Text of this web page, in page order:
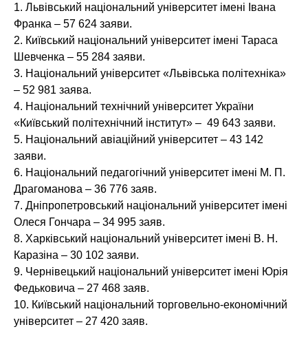
1. Львівський національний університет імені Івана
Франка – 57 624 заяви.
2. Київський національний університет імені Тараса
Шевченка – 55 284 заяви.
3. Національний університет «Львівська політехніка»
– 52 981 заява.
4. Національний технічний університет України
«Київський політехнічний інститут» – 49 643 заяви.
5. Національний авіаційний університет – 43 142
заяви.
6. Національний педагогічний університет імені М. П.
Драгоманова – 36 776 заяв.
7. Дніпропетровський національний університет імені
Олеся Гончара – 34 995 заяв.
8. Харківський національний університет імені В. Н.
Каразіна – 30 102 заяви.
9. Чернівецький національний університет імені Юрія
Федьковича – 27 468 заяв.
10. Київський національний торговельно-економічний
університет – 27 420 заяв.